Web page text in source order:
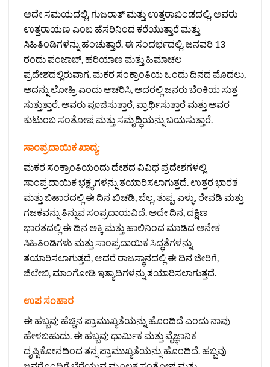
ಅದೇ ಸಮಯದಲ್ಲಿ, ಗುಜರಾತ್ ಮತ್ತು ಉತ್ತರಾಖಂಡದಲ್ಲಿ, ಅವರು
ಉತ್ತರಾಯಣ ಎಂಬ ಹೆಸರಿನಿಂದ ಕರೆಯುತ್ತಾರೆ ಮತ್ತು
ಸಿಹಿತಿಂಡಿಗಳನ್ನು ಹಂಚುತ್ತಾರೆ. ಈ ಸಂದರ್ಭದಲ್ಲಿ, ಜನವರಿ 13
ರಂದು ಪಂಜಾಬ್, ಹರಿಯಾಣ ಮತ್ತು ಹಿಮಾಚಲ
ಪ್ರದೇಶದಲ್ಲಿರುವಾಗ, ಮಕರ ಸಂಕ್ರಾಂತಿಯ ಒಂದು ದಿನದ ಮೊದಲು,
ಅದನ್ನು ಲೋಹ್ರಿ ಎಂದು ಆಚರಿಸಿ, ಅದರಲ್ಲಿ ಜನರು ಬೆಂಕಿಯ ಸುತ್ತ
ಸುತ್ತುತ್ತಾರೆ. ಅವರು ಪೂಜಿಸುತ್ತಾರೆ, ಪ್ರಾರ್ಥಿಸುತ್ತಾರೆ ಮತ್ತು ಅವರ
ಕುಟುಂಬ ಸಂತೋಷ ಮತ್ತು ಸಮೃದ್ಧಿಯನ್ನು ಬಯಸುತ್ತಾರೆ.
ಸಾಂಪ್ರದಾಯಿಕ ಖಾದ್ಯ:
ಮಕರ ಸಂಕ್ರಾಂತಿಯಂದು ದೇಶದ ವಿವಿಧ ಪ್ರದೇಶಗಳಲ್ಲಿ
ಸಾಂಪ್ರದಾಯಿಕ ಭಕ್ಷ್ಯಗಳನ್ನು ತಯಾರಿಸಲಾಗುತ್ತದೆ. ಉತ್ತರ ಭಾರತ
ಮತ್ತು ಬಿಹಾರದಲ್ಲಿ ಈ ದಿನ ಖಿಚಡಿ, ಬೆಲ್ಲ, ತುಪ್ಪ, ಎಳ್ಳು, ರೇವಡಿ ಮತ್ತು
ಗಜಕವನ್ನು ತಿನ್ನುವ ಸಂಪ್ರದಾಯವಿದೆ. ಅದೇ ದಿನ, ದಕ್ಷಿಣ
ಭಾರತದಲ್ಲಿ ಈ ದಿನ ಅಕ್ಕಿ ಮತ್ತು ಹಾಲಿನಿಂದ ಮಾಡಿದ ಅನೇಕ
ಸಿಹಿತಿಂಡಿಗಳು ಮತ್ತು ಸಾಂಪ್ರದಾಯಿಕ ಸಿದ್ಧತೆಗಳನ್ನು
ತಯಾರಿಸಲಾಗುತ್ತದೆ, ಆದರೆ ರಾಜಸ್ಥಾನದಲ್ಲಿ ಈ ದಿನ ಜೀರಿಗೆ,
ಜಿಲೇಬಿ, ಮಾಂಗೋಡಿ ಇತ್ಯಾದಿಗಳನ್ನು ತಯಾರಿಸಲಾಗುತ್ತದೆ.
ಉಪ ಸಂಹಾರ
ಈ ಹಬ್ಬವು ಹೆಚ್ಚಿನ ಪ್ರಾಮುಖ್ಯತೆಯನ್ನು ಹೊಂದಿದೆ ಎಂದು ನಾವು
ಹೇಳಬಹುದು. ಈ ಹಬ್ಬವು ಧಾರ್ಮಿಕ ಮತ್ತು ವೈಜ್ಞಾನಿಕ
ದೃಷ್ಟಿಕೋನದಿಂದ ತನ್ನ ಪ್ರಾಮುಖ್ಯತೆಯನ್ನು ಹೊಂದಿದೆ. ಹಬ್ಬವು